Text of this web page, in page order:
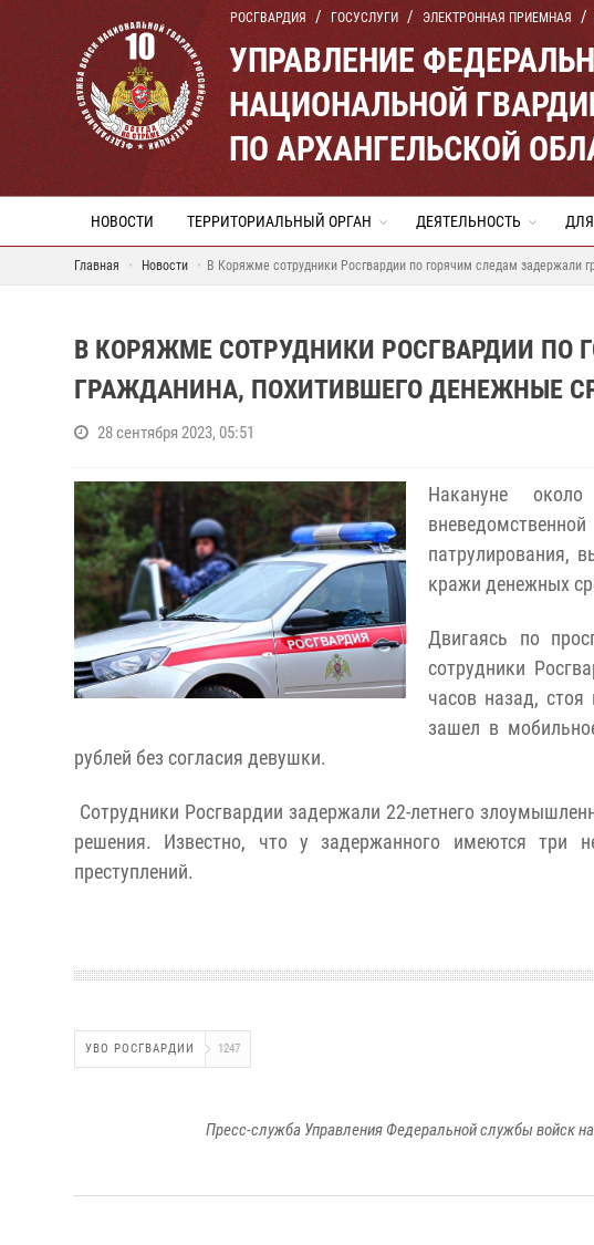
РОСГВАРДИЯ ГОСУСЛУГИ ЭЛЕКТРОННАЯ ПРИЕМНАЯ
УПРАВЛЕНИЕ
НАЦИОНАЛЬНОЙ
ПО АРХАНГЕЛЬСКОЙ
НОВОСТИ ТЕРРИТОРИАЛЬНЫЙ ОРГАН ДЕЯТЕЛЬНОСТЬ
Главная Новости В Коряжме сотрудники Росгвардии по горячим следам задержали
В КОРЯЖМЕ СОТРУДНИКИ РОСГВАРДИИ ПО
ГРАЖДАНИНА, ПОХИТИВШЕГО ДЕНЕЖНЫЕ
28 сентября 2023, 05:51
Накануне
патрулирования,
кражи денежных
Двигаясь по
сотрудники
часов назад,
зашел в
рублей без согласия девушки.
Сотрудники Росгвардии задержали 22-летнего
решения. Известно, что у задержанного имеются три
преступлений.
УВО РОСГВАРДИИ 1247
Пресс-служба Управления Федеральной службы войск